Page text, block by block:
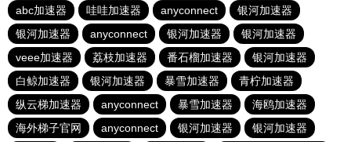
abc加速器
哇哇加速器 anyconnect
银河加速器
银河加速器
anyconnect 银河加速器
银河加速器
veee加速器
荔枝加速器 番石榴加速器
银河加速器
白鲸加速器
银河加速器 暴雪加速器
青柠加速器
纵云梯加速器
anyconnect 暴雪加速器
海鸥加速器
海外梯子官网
anyconnect 银河加速器 银河加速器